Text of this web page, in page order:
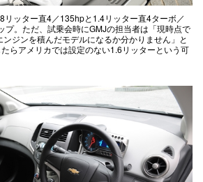
リッター直4／135hpと1.4リッター直4ターボ／
プ。ただ、試乗会時にGMJの担当者は「現時点で
ジンを積んだモデルになるか分かりません」と
らアメリカでは設定のない1.6リッターという可